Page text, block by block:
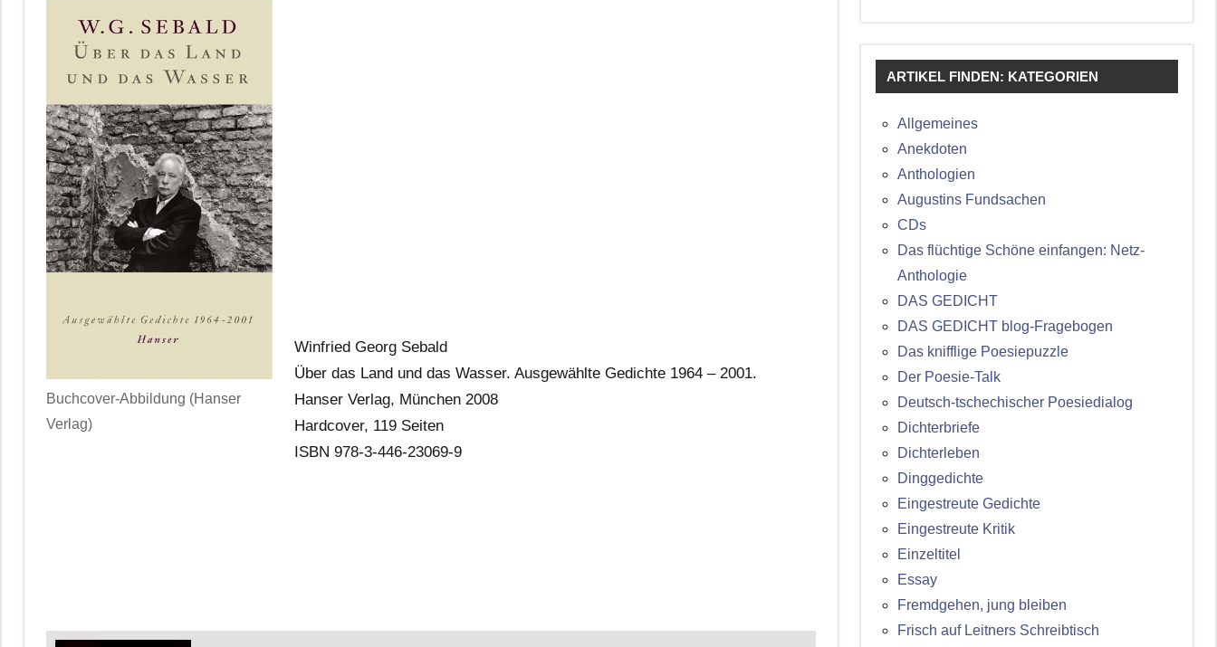
Buchcover-Abbildung (Hanser
Verlag)
Winfried Georg Sebald
Über das Land und das Wasser. Ausgewählte Gedichte 1964 – 2001.
Hanser Verlag, München 2008
Hardcover, 119 Seiten
ISBN 978-3-446-23069-9
ARTIKEL FINDEN: KATEGORIEN
Allgemeines
Anekdoten
Anthologien
Augustins Fundsachen
CDs
Das flüchtige Schöne einfangen: Netz-
Anthologie
DAS GEDICHT
DAS GEDICHT blog-Fragebogen
Das knifflige Poesiepuzzle
Der Poesie-Talk
Deutsch-tschechischer Poesiedialog
Dichterbriefe
Dichterleben
Dinggedichte
Eingestreute Gedichte
Eingestreute Kritik
Einzeltitel
Essay
Fremdgehen, jung bleiben
Frisch auf Leitners Schreibtisch